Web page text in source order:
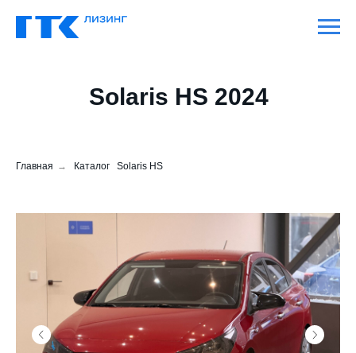
Solaris HS 2024
Главная → Каталог Solaris HS